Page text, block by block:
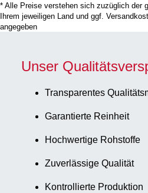
* Alle Preise verstehen sich zuzüglich der
Ihrem jeweiligen Land und ggf.
angegeben
Unser
Transparentes
Garantierte Reinheit
Hochwertige Rohstoffe
Zuverlässige Qualität
Kontrollierte Produktion